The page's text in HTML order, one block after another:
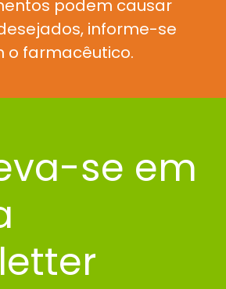
podem causar
informe-se
o farmacêutico.
se em